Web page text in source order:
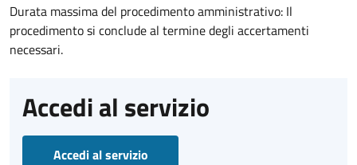
Durata massima del procedimento amministrativo: Il
procedimento si conclude al termine degli accertamenti
necessari.
Accedi al servizio
Accedi al servizio